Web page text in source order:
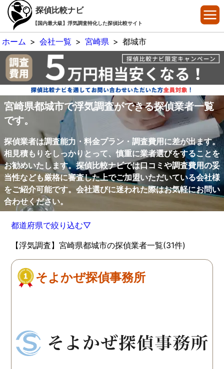
探偵比較ナビ
【国内最大級】浮気調査特化した探偵比較サイト
ホーム > 会社一覧 > 宮崎県 > 都城市
宮崎県都城市で浮気調査ができる探偵業者一覧
です。
探偵業者は調査能力・料金プラン・調査費用に差が出ます。
相見積もりをしっかりとって、慎重に業者選びをすることを
お勧めいたします。探偵比較ナビでは口コミや調査費用の妥
当性なども厳格に審査した上でご加盟いただいている会社様
をご紹介可能です。会社選びに迷われた際はお気軽にお問い
合わせください。
都道府県で絞り込む▽
【浮気調査】宮崎県都城市の探偵業者一覧(31件)
そよかぜ探偵事務所